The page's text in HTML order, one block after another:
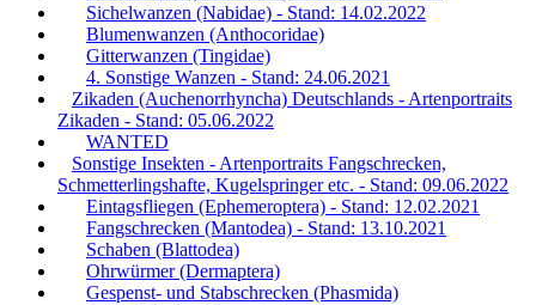
Sichelwanzen (Nabidae) - Stand: 14.02.2022
Blumenwanzen (Anthocoridae)
Gitterwanzen (Tingidae)
4. Sonstige Wanzen - Stand: 24.06.2021
Zikaden (Auchenorrhyncha) Deutschlands - Artenportraits
Zikaden - Stand: 05.06.2022
WANTED
Sonstige Insekten - Artenportraits Fangschrecken,
Schmetterlingshafte, Kugelspringer etc. - Stand: 09.06.2022
Eintagsfliegen (Ephemeroptera) - Stand: 12.02.2021
Fangschrecken (Mantodea) - Stand: 13.10.2021
Schaben (Blattodea)
Ohrwürmer (Dermaptera)
Gespenst- und Stabschrecken (Phasmida)